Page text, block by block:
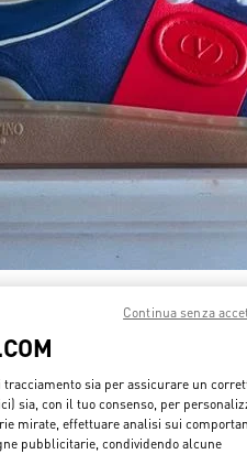
SCOPRI DI PIÙ
Link
sia per assicurare un
sia, con il tuo consenso, per
mirate, effettuare analisi sui
pubblicitarie, condividendo alcune
Continua senza